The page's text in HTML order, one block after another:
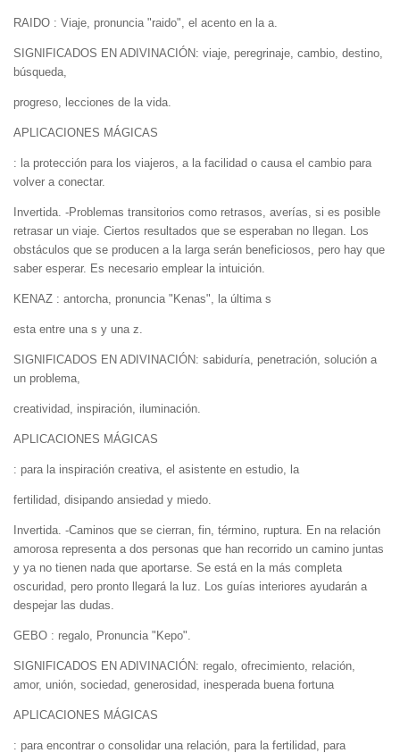
RAIDO : Viaje, pronuncia "raido", el acento en la a.
SIGNIFICADOS EN ADIVINACIÓN: viaje, peregrinaje, cambio, destino,
búsqueda,
progreso, lecciones de la vida.
APLICACIONES MÁGICAS
: la protección para los viajeros, a la facilidad o causa el cambio para
volver a conectar.
Invertida. -Problemas transitorios como retrasos, averías, si es posible
retrasar un viaje. Ciertos resultados que se esperaban no llegan. Los
obstáculos que se producen a la larga serán beneficiosos, pero hay que
saber esperar. Es necesario emplear la intuición.
KENAZ : antorcha, pronuncia "Kenas", la última s
esta entre una s y una z.
SIGNIFICADOS EN ADIVINACIÓN: sabiduría, penetración, solución a
un problema,
creatividad, inspiración, iluminación.
APLICACIONES MÁGICAS
: para la inspiración creativa, el asistente en estudio, la
fertilidad, disipando ansiedad y miedo.
Invertida. -Caminos que se cierran, fin, término, ruptura. En na relación
amorosa representa a dos personas que han recorrido un camino juntas
y ya no tienen nada que aportarse. Se está en la más completa
oscuridad, pero pronto llegará la luz. Los guías interiores ayudarán a
despejar las dudas.
GEBO : regalo, Pronuncia "Kepo".
SIGNIFICADOS EN ADIVINACIÓN: regalo, ofrecimiento, relación,
amor, unión, sociedad, generosidad, inesperada buena fortuna
APLICACIONES MÁGICAS
: para encontrar o consolidar una relación, para la fertilidad, para